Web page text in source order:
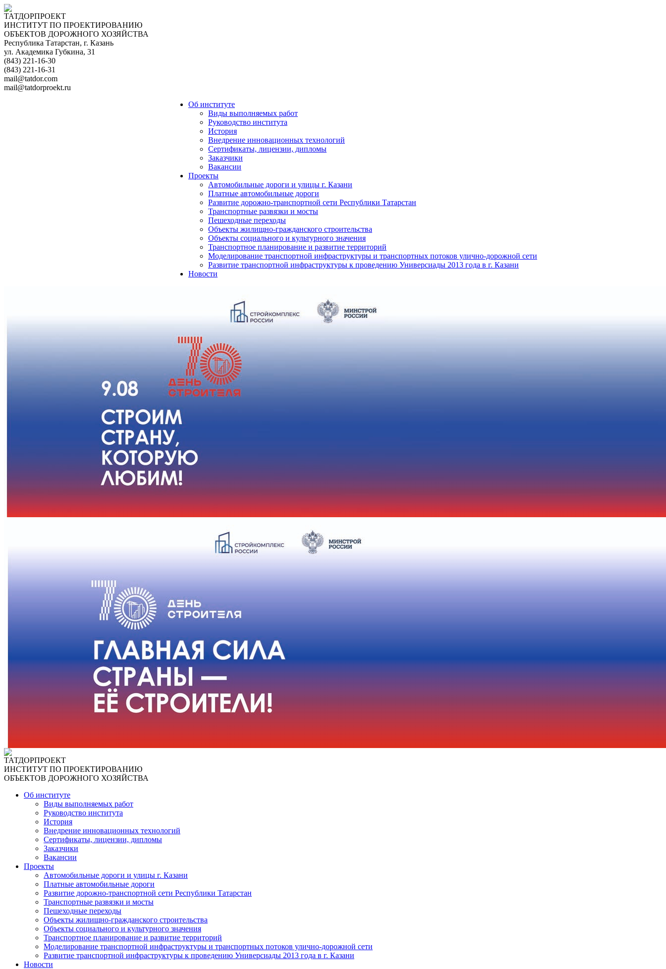
ТАТДОРПРОЕКТ
ИНСТИТУТ ПО ПРОЕКТИРОВАНИЮ
ОБЪЕКТОВ ДОРОЖНОГО ХОЗЯЙСТВА
Республика Татарстан, г. Казань
ул. Академика Губкина, 31
(843) 221-16-30
(843) 221-16-31
mail@tatdor.com
mail@tatdorproekt.ru
Об институте
Виды выполняемых работ
Руководство института
История
Внедрение инновационных технологий
Сертификаты, лицензии, дипломы
Заказчики
Вакансии
Проекты
Автомобильные дороги и улицы г. Казани
Платные автомобильные дороги
Развитие дорожно-транспортной сети Республики Татарстан
Транспортные развязки и мосты
Пешеходные переходы
Объекты жилищно-гражданского строительства
Объекты социального и культурного значения
Транспортное планирование и развитие территорий
Моделирование транспортной инфраструктуры и транспортных потоков улично-дорожной сети
Развитие транспортной инфраструктуры к проведению Универсиады 2013 года в г. Казани
Новости
ТАТДОРПРОЕКТ
ИНСТИТУТ ПО ПРОЕКТИРОВАНИЮ
ОБЪЕКТОВ ДОРОЖНОГО ХОЗЯЙСТВА
Об институте
Виды выполняемых работ
Руководство института
История
Внедрение инновационных технологий
Сертификаты, лицензии, дипломы
Заказчики
Вакансии
Проекты
Автомобильные дороги и улицы г. Казани
Платные автомобильные дороги
Развитие дорожно-транспортной сети Республики Татарстан
Транспортные развязки и мосты
Пешеходные переходы
Объекты жилищно-гражданского строительства
Объекты социального и культурного значения
Транспортное планирование и развитие территорий
Моделирование транспортной инфраструктуры и транспортных потоков улично-дорожной сети
Развитие транспортной инфраструктуры к проведению Универсиады 2013 года в г. Казани
Новости